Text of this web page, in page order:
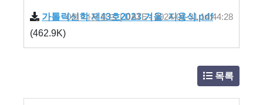
가톨릭신학 제43호2023 겨울_지용식.pdf
(462.9K)
0회 다운로드 | DATE : 2024-01-31 14:44:28
목록